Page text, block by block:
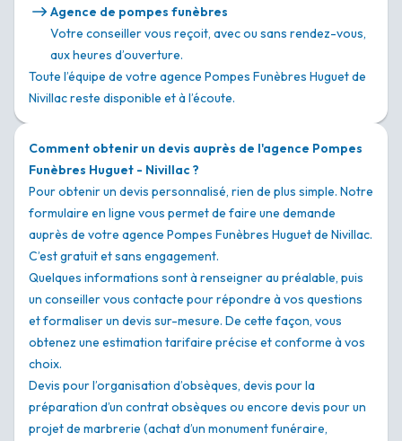
Agence de pompes funèbres
Votre conseiller vous reçoit, avec ou sans rendez-vous,
aux heures d’ouverture.
Toute l’équipe de votre agence Pompes Funèbres Huguet de
Nivillac reste disponible et à l’écoute.
Comment obtenir un devis auprès de l'agence Pompes
Funèbres Huguet - Nivillac ?
Pour obtenir un devis personnalisé, rien de plus simple. Notre
formulaire en ligne vous permet de faire une demande
auprès de votre agence Pompes Funèbres Huguet de Nivillac.
C’est gratuit et sans engagement.
Quelques informations sont à renseigner au préalable, puis
un conseiller vous contacte pour répondre à vos questions
et formaliser un devis sur-mesure. De cette façon, vous
obtenez une estimation tarifaire précise et conforme à vos
choix.
Devis pour l’organisation d’obsèques, devis pour la
préparation d’un contrat obsèques ou encore devis pour un
projet de marbrerie (achat d’un monument funéraire,